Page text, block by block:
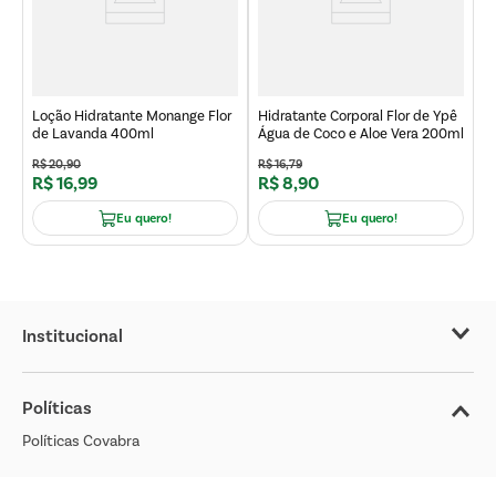
Loção Hidratante Monange Flor
de Lavanda 400ml
R$20,90
R$16,99
Eu quero!
Hidratante Corporal Flor de Ypê
Água de Coco e Aloe Vera 200ml
R$16,79
R$8,90
Eu quero!
Institucional
Sobre o Covabra
Nossas Lojas
Cliente Bem Estar
Políticas
Políticas Covabra